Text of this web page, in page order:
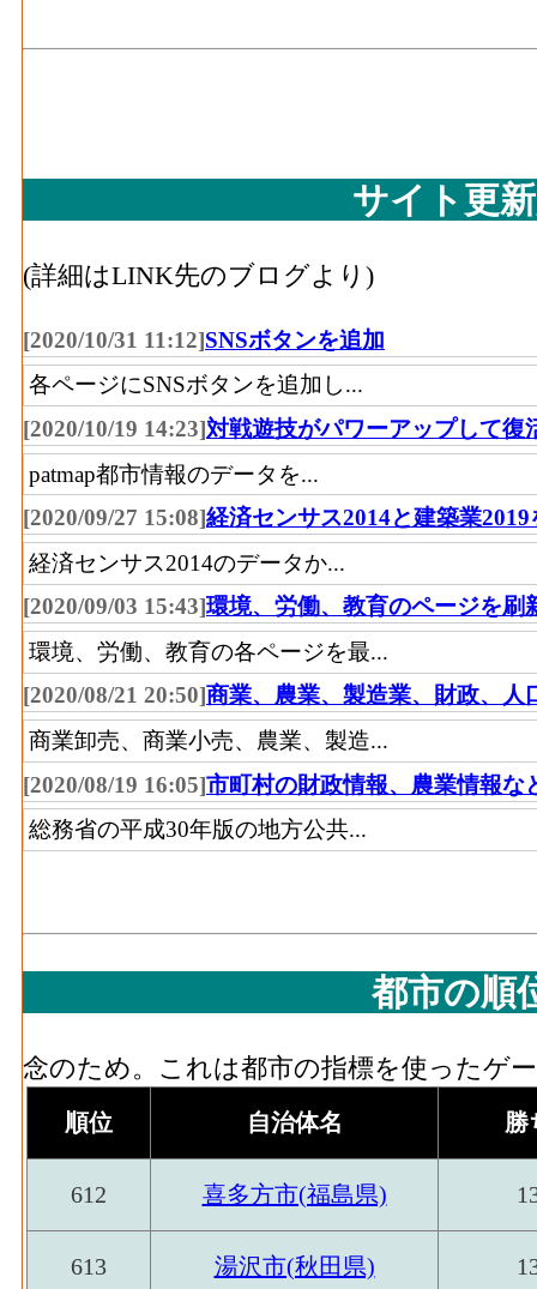
サイト更
(詳細はLINK先のブログより)
[2020/10/31 11:12]SNSボタンを追加
各ページにSNSボタンを追加し...
[2020/10/19 14:23]対戦遊技がパワーアップして復
patmap都市情報のデータを...
[2020/09/27 15:08]経済センサス2014と建築業2019
経済センサス2014のデータか...
[2020/09/03 15:43]環境、労働、教育のページを刷
環境、労働、教育の各ページを最...
[2020/08/21 20:50]商業、農業、製造業、財政、人
商業卸売、商業小売、農業、製造...
[2020/08/19 16:05]市町村の財政情報、農業情報な
総務省の平成30年版の地方公共...
都市の順
念のため。これは都市の指標を使ったゲ
順位 自治体名 勝
612 喜多方市(福島県)
613 湯沢市(秋田県)